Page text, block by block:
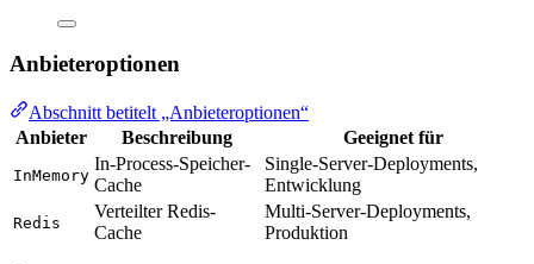
Anbieteroptionen
Abschnitt betitelt „Anbieteroptionen“
Anbieter
Beschreibung Geeignet für
InMemory
In-Process-Speicher-
Cache
Single-Server-Deployments,
Entwicklung
Redis
Verteilter Redis-
Cache
Multi-Server-Deployments,
Produktion